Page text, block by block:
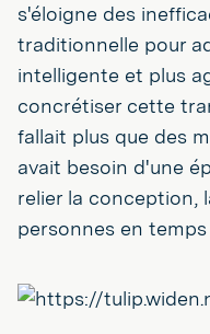
s'éloigne des
traditionnelle pour
intelligente et plus
concrétiser cette
fallait plus que des
avait besoin d'une
relier la conception,
personnes en temps